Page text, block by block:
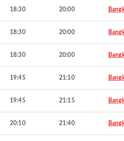
18:30 20:00
18:30 20:00
18:30 20:00
19:45 21:10
19:45 21:15
20:10 21:40